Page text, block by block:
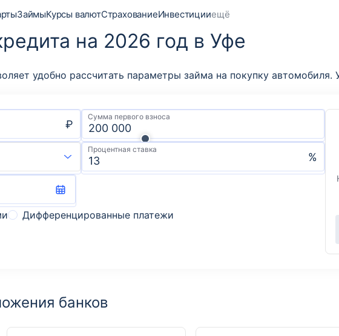
ЗаймыКурсы валютСтрахованиеИнвестицииещё
на 2026 год в Уфе
удобно рассчитать параметры займа на покупку
₽
Сумма первого взноса
Процентная ставка
%
Дифференцированные платежи
банков